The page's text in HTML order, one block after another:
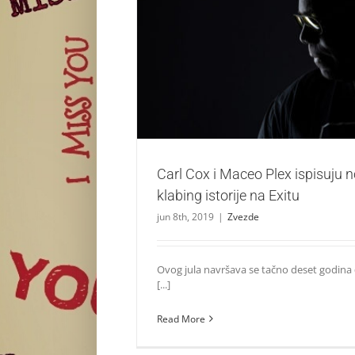
Carl Cox i Maceo Plex ispisuju nove
Zvezde
Carl Cox i Maceo Plex ispisuju
klabing istorije na Exitu
jun 8th, 2019 | Zvezde
Ovog jula navršava se tačno deset
[...]
Read More